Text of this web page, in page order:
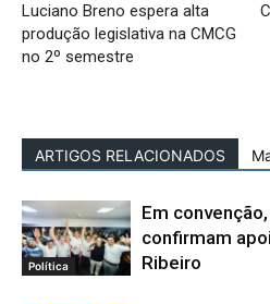
Luciano Breno espera alta
produção legislativa na CMCG
no 2º semestre
ARTIGOS RELACIONADOS
Política
Em
confirmam
Ribeiro